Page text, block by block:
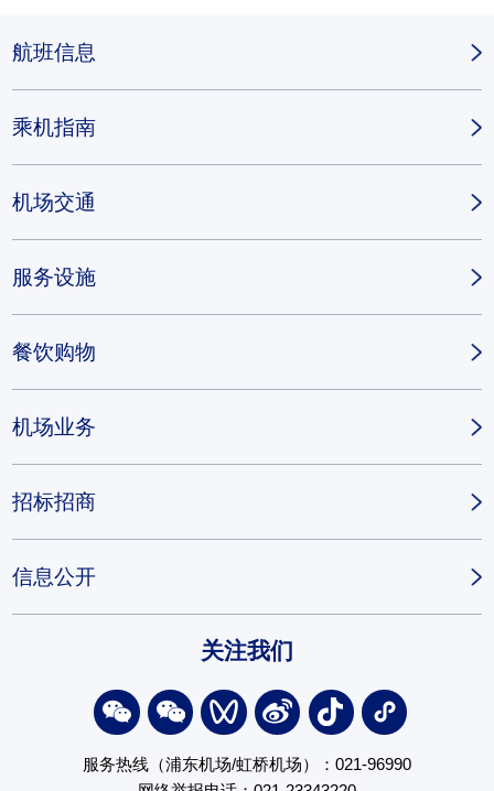
航班信息
乘机指南
机场交通
服务设施
餐饮购物
机场业务
招标招商
信息公开
关注我们
服务热线（浦东机场/虹桥机场）：021-96990